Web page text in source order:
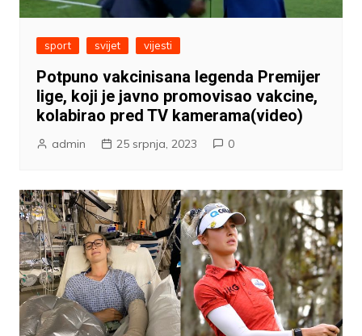
sport svijet vijesti
Potpuno vakcinisana legenda Premijer
lige, koji je javno promovisao vakcine,
kolabirao pred TV kamerama(video)
admin 25 srpnja, 2023 0